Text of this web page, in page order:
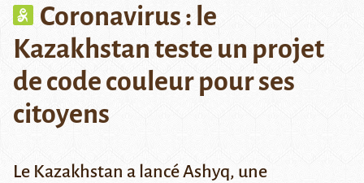
Coronavirus : le
Kazakhstan teste un projet
de code couleur pour ses
citoyens
Le Kazakhstan a lancé Ashyq, une